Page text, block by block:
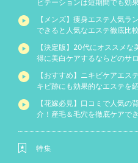
ビテーションは短期間でも効
【メンズ】痩身エステ人気
できると人気なエステ徹底比較
【決定版】20代にオススメ
得に美白ケアするならどのサ
【おすすめ】ニキビケアエス
キビ跡にも効果的なエステを
【花嫁必見】口コミで人気
介！産毛＆毛穴を徹底ケアで
特集